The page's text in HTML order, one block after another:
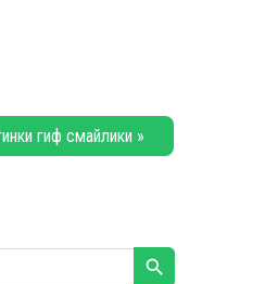
гиф смайлики »